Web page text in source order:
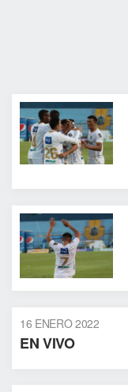
16 ENERO 2022
EN VIVO